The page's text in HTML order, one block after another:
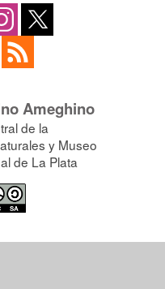
Ameghino
de la
y Museo
de La Plata